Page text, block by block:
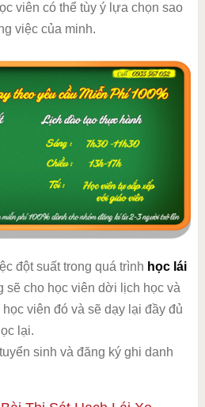
viên có thể tùy ý lựa chọn sao
việc của minh.
đột suất trong quá trình học lái
cho học viên dời lịch học và
viên đó và sẽ dạy lại đầy đủ
lại.
sinh và đăng ký ghi danh